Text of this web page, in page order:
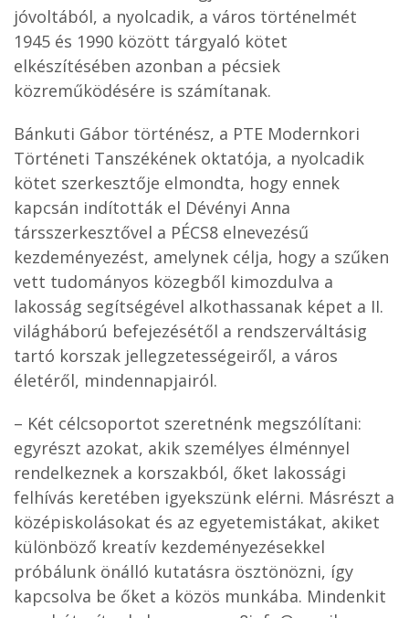
jóvoltából, a nyolcadik, a város történelmét
1945 és 1990 között tárgyaló kötet
elkészítésében azonban a pécsiek
közreműködésére is számítanak.
Bánkuti Gábor történész, a PTE Modernkori
Történeti Tanszékének oktatója, a nyolcadik
kötet szerkesztője elmondta, hogy ennek
kapcsán indították el Dévényi Anna
társszerkesztővel a PÉCS8 elnevezésű
kezdeményezést, amelynek célja, hogy a szűken
vett tudományos közegből kimozdulva a
lakosság segítségével alkothassanak képet a II.
világháború befejezésétől a rendszerváltásig
tartó korszak jellegzetességeiről, a város
életéről, mindennapjairól.
– Két célcsoportot szeretnénk megszólítani:
egyrészt azokat, akik személyes élménnyel
rendelkeznek a korszakból, őket lakossági
felhívás keretében igyekszünk elérni. Másrészt a
középiskolásokat és az egyetemistákat, akiket
különböző kreatív kezdeményezésekkel
próbálunk önálló kutatásra ösztönözni, így
kapcsolva be őket a közös munkába. Mindenkit